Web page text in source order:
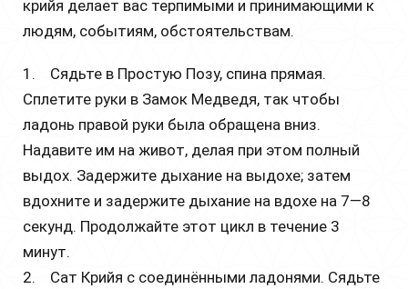
крийя делает вас терпимыми и принимающими к
людям, событиям, обстоятельствам.
1. Сядьте в Простую Позу, спина прямая.
Сплетите руки в Замок Медведя, так чтобы
ладонь правой руки была обращена вниз.
Надавите им на живот, делая при этом полный
выдох. Задержите дыхание на выдохе; затем
вдохните и задержите дыхание на вдохе на 7—8
секунд. Продолжайте этот цикл в течение 3
минут.
2. Сат Крийя с соединёнными ладонями. Сядьте